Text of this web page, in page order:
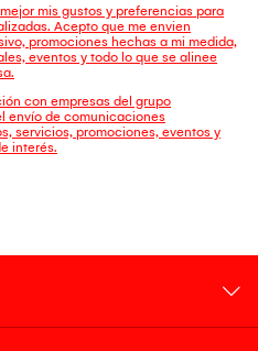
mis gustos y preferencias para
Acepto que me envien
promociones hechas a mi medida,
eventos y todo lo que se alinee
con empresas del grupo
envío de comunicaciones
servicios, promociones, eventos y
interés.